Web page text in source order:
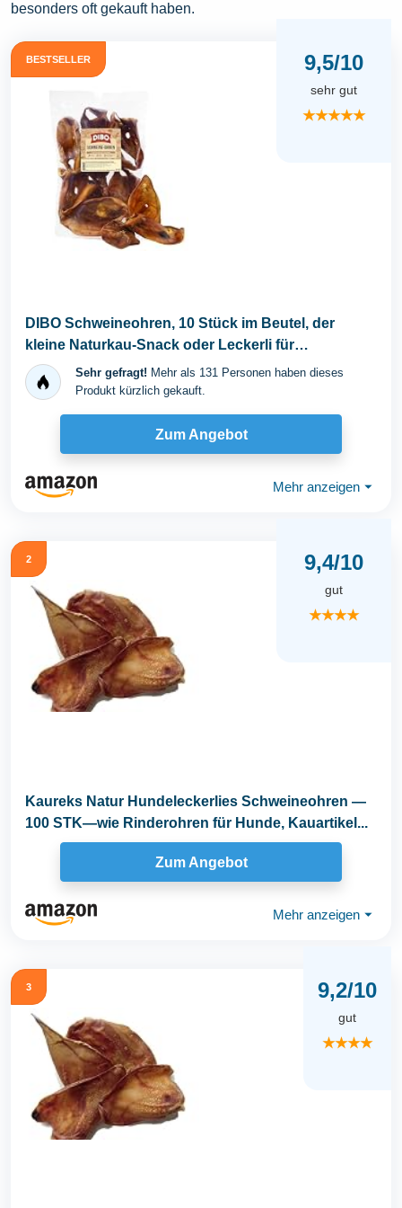
besonders oft gekauft haben.
BESTSELLER 9,5/10
sehr gut
★★★★★
DIBO Schweineohren, 10 Stück im Beutel, der
kleine Naturkau-Snack oder Leckerli für
Zwischendurch...
Sehr gefragt! Mehr als 131 Personen haben dieses
Produkt kürzlich gekauft.
Zum Angebot
Mehr anzeigen ⏷
2 9,4/10
gut
★★★★
Kaureks Natur Hundeleckerlies Schweineohren —
100 STK—wie Rinderohren für Hunde, Kauartikel...
Zum Angebot
Mehr anzeigen ⏷
3 9,2/10
gut
★★★★